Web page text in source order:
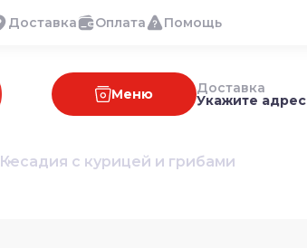
Доставка Оплата Помощь
Меню Доставка
Укажите адрес
Кесадия с курицей и грибами